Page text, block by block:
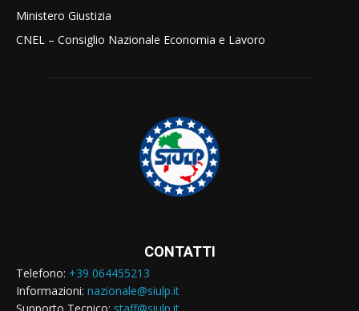
Ministero Giustizia
CNEL – Consiglio Nazionale Economia e Lavoro
CONTATTI
Telefono: +39 064455213
Informazioni: nazionale@siulp.it